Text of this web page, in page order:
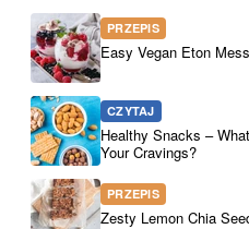
PRZEPIS
Easy Vegan Eton Mess
CZYTAJ
Healthy Snacks –
Your Cravings?
PRZEPIS
Zesty Lemon Chia